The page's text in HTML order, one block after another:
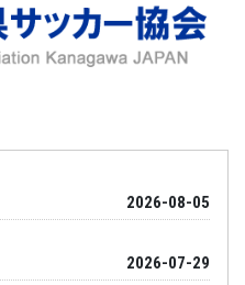
2026-08-05
2026-07-29